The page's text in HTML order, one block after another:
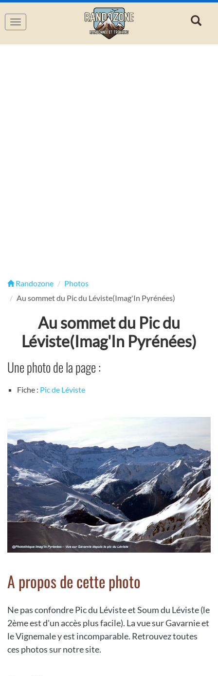
Navigation
Randozone
Photos
Au sommet du Pic du Léviste(Imag'In Pyrénées)
Au sommet du Pic du
Léviste(Imag'In Pyrénées)
Une photo de la page :
Fiche : Pic de Léviste
A propos de cette photo
Ne pas confondre Pic du Léviste et Soum du Léviste (le
2ème est d'un accès plus facile). La vue sur Gavarnie et
le Vignemale y est incomparable. Retrouvez toutes
ces photos sur notre site.